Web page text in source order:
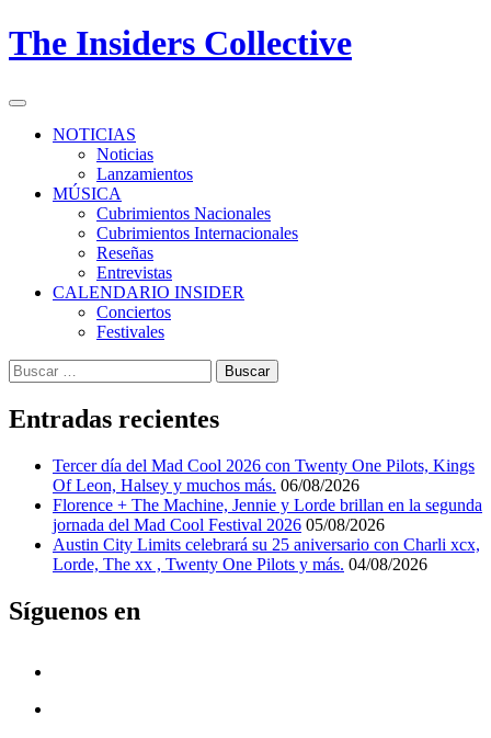
Skip
to
The Insiders Collective
Primary
NOTICIAS
Noticias
Lanzamientos
MÚSICA
Cubrimientos Nacionales
Cubrimientos Internacionales
Reseñas
Entrevistas
CALENDARIO INSIDER
Conciertos
Festivales
Buscar:
Entradas recientes
Tercer día del Mad Cool 2026 con Twenty One Pilots, Kings
Of Leon, Halsey y muchos más. 06/08/2026
Florence + The Machine, Jennie y Lorde brillan en la segunda
jornada del Mad Cool Festival 2026 05/08/2026
Austin City Limits celebrará su 25 aniversario con Charli xcx,
Lorde, The xx , Twenty One Pilots y más. 04/08/2026
Síguenos en